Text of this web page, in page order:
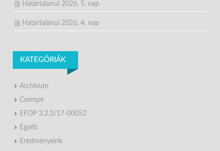
Határtalanul 2026. 5. nap
Határtalanul 2026. 4. nap
KATEGÓRIÁK
Archivum
Csempe
EFOP 3.2.3/17-00052
Egyéb
Eredményeink